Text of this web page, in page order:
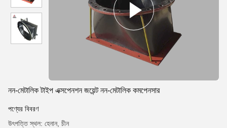
নন-মেটালিক টাইপ এক্সপেনশন জয়েন্ট নন-মেটালিক কমপেনসার
পণ্যের বিবরণ
উৎপত্তি স্থল: হেনান, চীন